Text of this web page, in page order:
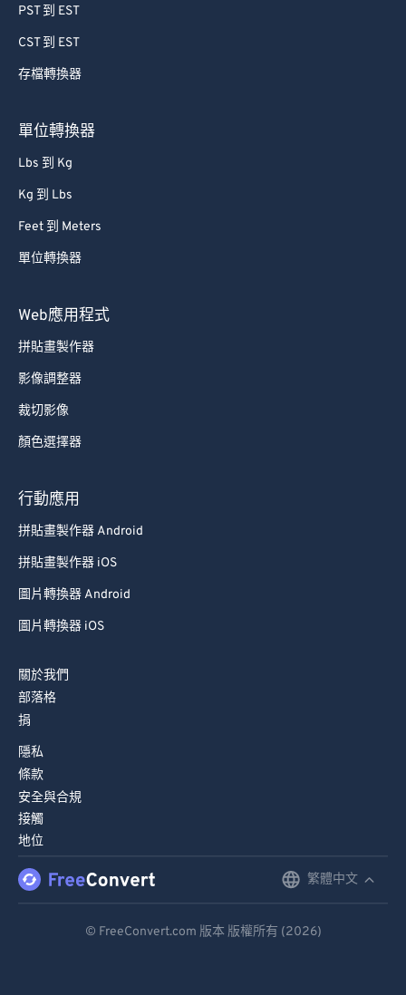
PST 到 EST
CST 到 EST
存檔轉換器
單位轉換器
Lbs 到 Kg
Kg 到 Lbs
Feet 到 Meters
單位轉換器
Web應用程式
拼貼畫製作器
影像調整器
裁切影像
顏色選擇器
行動應用
拼貼畫製作器 Android
拼貼畫製作器 iOS
圖片轉換器 Android
圖片轉換器 iOS
關於我們
部落格
捐
隱私
條款
安全與合規
接觸
地位
繁體中文
© FreeConvert.com 版本 版權所有 (2026)